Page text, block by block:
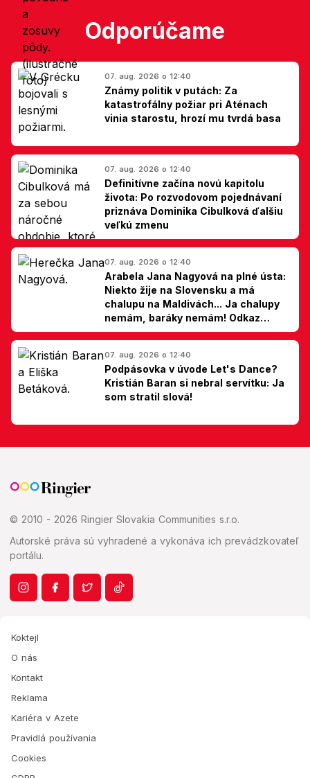
Odporúčame
07. aug. 2026 o 12:40
Známy politik v putách: Za
katastrofálny požiar pri Aténach
vinia starostu, hrozí mu tvrdá basa
07. aug. 2026 o 12:40
Definitívne začína novú kapitolu
života: Po rozvodovom pojednávaní
priznáva Dominika Cibulková ďalšiu
veľkú zmenu
07. aug. 2026 o 12:40
Arabela Jana Nagyová na plné ústa:
Niekto žije na Slovensku a má
chalupu na Maldivách... Ja chalupy
nemám, baráky nemám! Odkaz
Slovákom
07. aug. 2026 o 12:40
Podpásovka v úvode Let's Dance?
Kristián Baran si nebral servítku: Ja
som stratil slová!
© 2010 - 2026 Ringier Slovakia Communities s.r.o.
Autorské práva sú vyhradené a vykonáva ich prevádzkovateľ
portálu.
Koktejl
O nás
Kontakt
Reklama
Kariéra v Azete
Pravidlá používania
Cookies